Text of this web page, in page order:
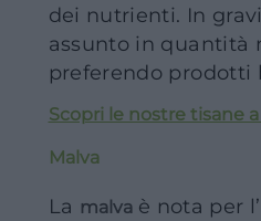
dei nutrienti. In
assunto in quantità
preferendo prodotti
Scopri le nostre tisane
Malva
La malvaè nota per